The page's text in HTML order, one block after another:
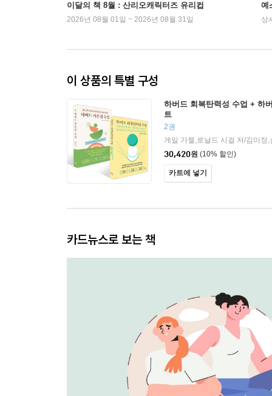
이달의 책 8월 : 산리오캐릭터즈 유리컵
2026년 08월 01일 ~ 2026년 08월 31일
예
상
이 상품의 특별 구성
하버드 회복탄력성 수업 + 하
트
2권
게일 가젤,로날드 시걸 저/김미정,
30,420원 (10% 할인)
카트에 넣기
카드뉴스로 보는 책